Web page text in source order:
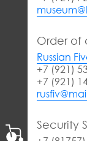
Order of
Russian
+7 (921)
+7 (921)
Security